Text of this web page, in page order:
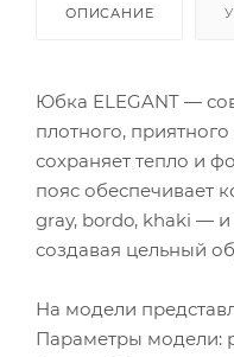
ОПИСАНИЕ
Юбка ELEGANT —
плотного,
сохраняет тепло и
пояс обеспечивает
gray, bordo, khaki — и
создавая цельный
На модели
Параметры модели: